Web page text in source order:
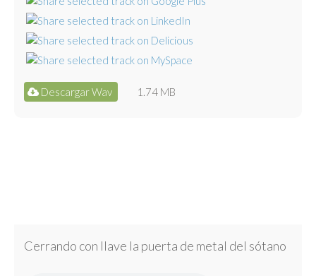
Descargar Wav 1.74 MB
Cerrando con llave la puerta de metal del sótano